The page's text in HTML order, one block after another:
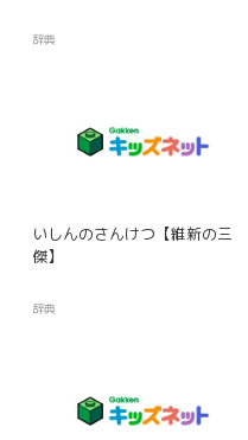
辞典
いしんのさんけつ【維新の三
傑】
辞典